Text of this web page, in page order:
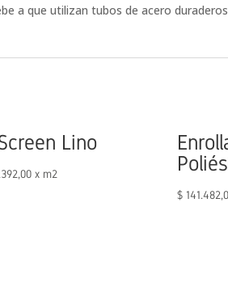
a que utilizan tubos de acero
Lino
x m2
$